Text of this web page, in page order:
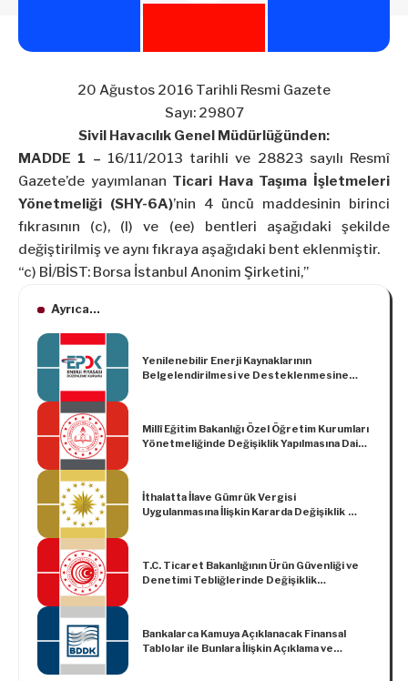
20 Ağustos 2016 Tarihli Resmi Gazete
Sayı: 29807
Sivil Havacılık Genel Müdürlüğünden:
MADDE 1 – 16/11/2013 tarihli ve 28823 sayılı Resmî
Gazete’de yayımlanan Ticari Hava Taşıma İşletmeleri
Yönetmeliği (SHY-6A)’nin 4 üncü maddesinin birinci
fıkrasının (c), (l) ve (ee) bentleri aşağıdaki şekilde
değiştirilmiş ve aynı fıkraya aşağıdaki bent eklenmiştir.
“c) Bİ/BİST: Borsa İstanbul Anonim Şirketini,”
Ayrıca...
Yenilenebilir Enerji Kaynaklarının
Belgelendirilmesi ve Desteklenmesine
Millî Eğitim Bakanlığı Özel Öğretim Kurumları
Yönetmeliğinde Değişiklik Yapılmasına Dair
İthalatta İlave Gümrük Vergisi
Uygulanmasına İlişkin Kararda Değişiklik
T.C. Ticaret Bakanlığının Ürün Güvenliği ve
Denetimi Tebliğlerinde Değişiklik
Bankalarca Kamuya Açıklanacak Finansal
Tablolar ile Bunlara İlişkin Açıklama ve